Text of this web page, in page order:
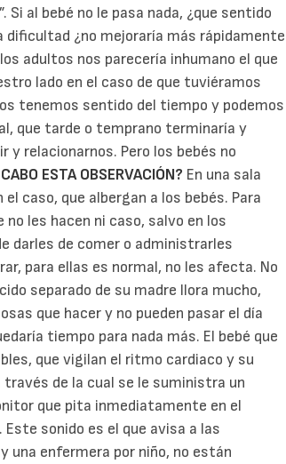
Si al bebé no le pasa nada, ¿que sentido
dificultad ¿no mejoraría más rápidamente
adultos nos parecería inhumano el que
lado en el caso de que tuviéramos
tenemos sentido del tiempo y podemos
que tarde o temprano terminaría y
relacionarnos. Pero los bebés no
ESTA OBSERVACIÓN? En una sala
caso, que albergan a los bebés. Para
les hacen ni caso, salvo en los
darles de comer o administrarles
para ellas es normal, no les afecta. No
separado de su madre llora mucho,
que hacer y no pueden pasar el día
tiempo para nada más. El bebé que
que vigilan el ritmo cardiaco y su
de la cual se le suministra un
que pita inmediatamente en el
sonido es el que avisa a las
una enfermera por niño, no están